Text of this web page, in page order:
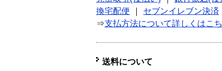
換宅配便 ｜ セブンイレブン決済
⇒支払方法について詳しくはこ
送料について